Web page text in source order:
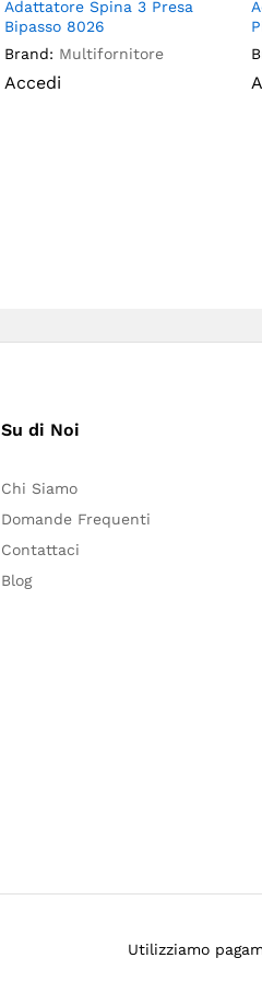
Adattatore Spina 3 Presa
Bipasso 8026
Brand: Multifornitore
Accedi
Su di Noi
Chi Siamo
Domande Frequenti
Contattaci
Blog
Utilizziamo